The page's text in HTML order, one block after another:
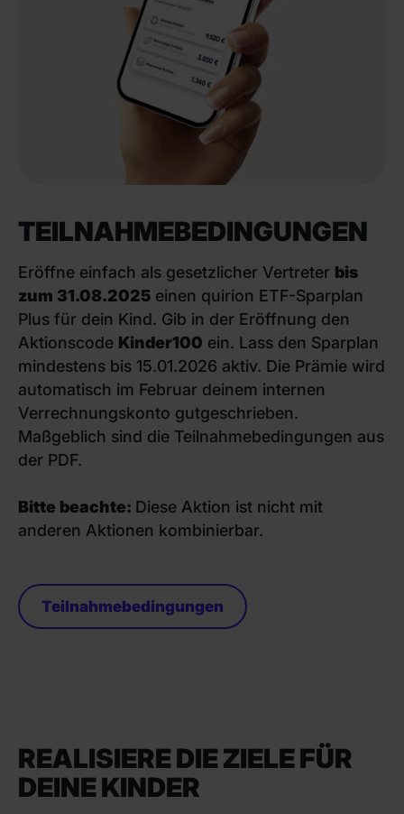
TEILNAHME­BEDINGUNGEN
Eröffne einfach als gesetzlicher Vertreter bis
zum 31.08.2025 einen quirion ETF-Sparplan
Plus für dein Kind. Gib in der Eröffnung den
Aktionscode Kinder100 ein. Lass den Sparplan
mindestens bis 15.01.2026 aktiv. Die Prämie wird
automatisch im Februar deinem internen
Verrechnungskonto gutgeschrieben.
Maßgeblich sind die Teilnahmebedingungen aus
der PDF.
Bitte beachte: Diese Aktion ist nicht mit
anderen Aktionen kombinierbar.
Teilnahmebedingungen
REALISIERE DIE ZIELE FÜR
DEINE KINDER